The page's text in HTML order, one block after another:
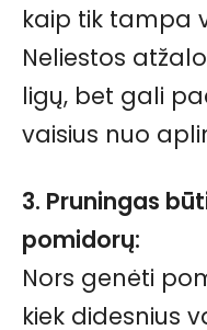
kaip tik tampa
Neliestos
ligų, bet gali
vaisius nuo
3. Pruningas
pomidorų:
Nors genėti
kiek didesnius